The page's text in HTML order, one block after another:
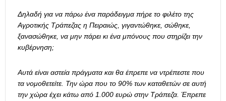
Δηλαδή για να πάρω ένα παράδειγμα πήρε το φιλέτο της
Αγροτικής Τράπεζας η Πειραιώς, γιγαντώθηκε, σώθηκε,
ξανασώθηκε, να μην πάρει κι ένα μπόνους που στηρίζει την
κυβέρνηση;
Αυτά είναι αστεία πράγματα και θα έπρεπε να ντρέπεστε που
τα νομοθετείτε. Την ώρα που το 90% των καταθετών σε αυτή
την χώρα έχει κάτω από 1.000 ευρώ στην Τράπεζα. Έπρεπε